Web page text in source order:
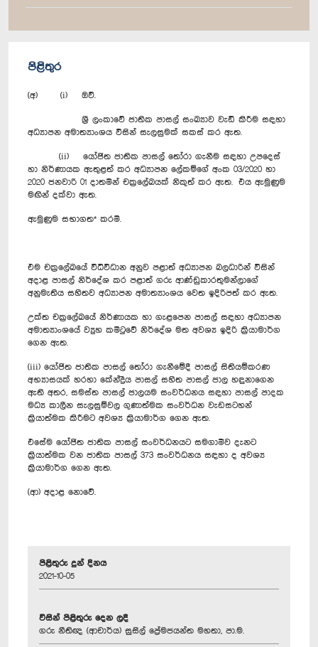
පිළිතුර
(අ) (i) ඔව්.
ශ්‍රී ලංකාවේ ජාතික පාසල් සංඛ්‍යාව වැඩි කිරීම සඳහා
අධ්‍යාපන අමාත්‍යාංශය විසින් සැලසුමක් සකස් කර ඇත.
(ii) යෝජිත ජාතික පාසල් තෝරා ගැනීම සඳහා උපදෙස්
හා නිර්ණායක ඇතුළත් කර අධ්‍යාපන ලේකම්ගේ අංක 03/2020 හා
2020 ජනවාරි 01 දාතමින් චක්‍රලේඛයක් නිකුත් කර ඇත. එය ඇමුණුම
මඟින් දක්වා ඇත.
ඇමුණුම සභාගත* කරමි.
එම චක්‍රලේඛයේ විධිවිධාන අනුව පළාත් අධ්‍යාපන බලධාරින් විසින්
අදාළ පාසල් නිර්දේශ කර පළාත් ගරු ආණ්ඩුකාරතුමන්ලාගේ
අනුමැතිය සහිතව අධ්‍යාපන අමාත්‍යාංශය වෙත ඉදිරිපත් කර ඇත.
උක්ත චක්‍රලේඛයේ නිර්ණායක හා ගැළපෙන පාසල් සඳහා අධ්‍යාපන
අමාත්‍යාංශයේ ව්‍යුහ කමිටුවේ නිර්දේශ මත අවශ්‍ය ඉදිරි ක්‍රියාමාර්ග
ගෙන ඇත.
(iii) යෝජිත ජාතික පාසල් තෝරා ගැනීමේදී පාසල් සිතියම්කරණ
අභ්‍යාසයක් හරහා කේන්ද්‍රීය පාසල් සහිත පාසල් ජාල හඳුනාගෙන
ඇති අතර, සමස්ත පාසල් ජාලයම සංවර්ධනය සඳහා පාසල් පාදක
මධ්‍ය කාලීන සැලසුම්වල ගුණාත්මක සංවර්ධන වැඩසටහන්
ක්‍රියාත්මක කිරීමට අවශ්‍ය ක්‍රියාමාර්ග ගෙන ඇත.
එසේම යෝජිත ජාතික පාසල් සංවර්ධනයට සමගාමීව දැනට
ක්‍රියාත්මක වන ජාතික පාසල් 373 සංවර්ධනය සඳහා ද අවශ්‍ය
ක්‍රියාමාර්ග ගෙන ඇත.
(ආ) අදාළ නොවේ.
පිළිතුරු දුන් දිනය
2021-10-05
විසින් පිළිතුරු දෙන ලදී
ගරු නීතිඥ (ආචාර්ය) සුසිල් ප්‍රේමජයන්ත මහතා, පා.ම.